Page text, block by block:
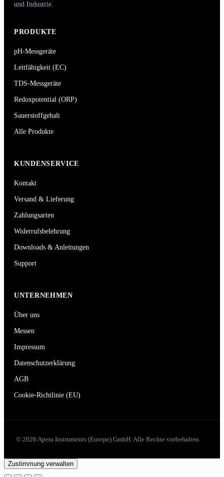
und Industrie.
PRODUKTE
pH-Messgeräte
Leitfähigkeit (EC)
TDS-Messgeräte
Redoxpotential (ORP)
Sauerstoffgehalt
Alle Produkte
KUNDENSERVICE
Kontakt
Versand & Lieferung
Zahlungsarten
Widerrufsbelehrung
Downloads & Anleitungen
Support
UNTERNEHMEN
Über uns
Messen
Impressum
Datenschutzerklärung
AGB
Cookie-Richtlinie (EU)
© 2026 Apera Instruments (Europe) GmbH. Alle Rechte vorbehalten.
Zustimmung verwalten